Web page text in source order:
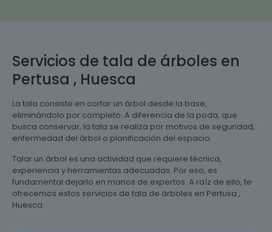
Servicios de tala de árboles en
Pertusa , Huesca
La tala consiste en cortar un árbol desde la base,
eliminándolo por completo. A diferencia de la poda, que
busca conservar, la tala se realiza por motivos de seguridad,
enfermedad del árbol o planificación del espacio.
Talar un árbol es una actividad que requiere técnica,
experiencia y herramientas adecuadas. Por eso, es
fundamental dejarlo en manos de expertos. A raíz de ello, te
ofrecemos estos servicios de tala de árboles en Pertusa ,
Huesca: